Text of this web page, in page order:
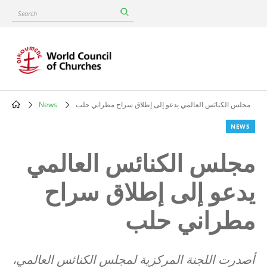
content
Search
News مجلس الكنائس العالمي يدعو إلى إطلاق سراح مطراني حلب
NEWS
مجلس الكنائس العالمي
يدعو إلى إطلاق سراح
مطراني حلب
أصدرت اللجنة المركزية لمجلس الكنائس العالمي،